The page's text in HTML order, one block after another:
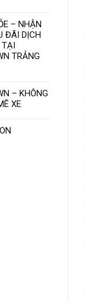
– NHẬN
ĐÃI DỊCH
TẠI
TRẢNG
– KHÔNG
XE